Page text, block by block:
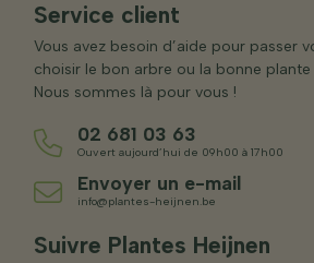
Service client
Vous avez besoin d’aide pour passer
choisir le bon arbre ou la bonne plante
Nous sommes là pour vous !
02 681 03 63
Ouvert aujourd’hui de 09h00 à 17h00
Envoyer un e-mail
info@plantes-heijnen.be
Suivre Plantes Heijnen